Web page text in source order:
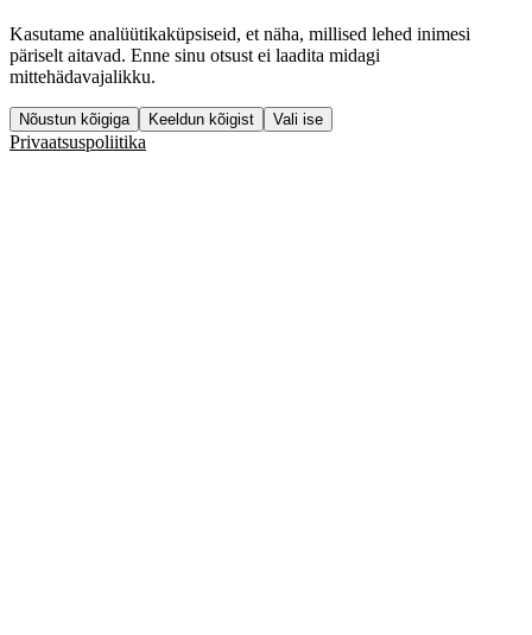
Kasutame analüütikaküpsiseid, et näha, millised lehed inimesi
päriselt aitavad. Enne sinu otsust ei laadita midagi
mittehädavajalikku.
Nõustun kõigiga Keeldun kõigist Vali ise
Privaatsuspoliitika